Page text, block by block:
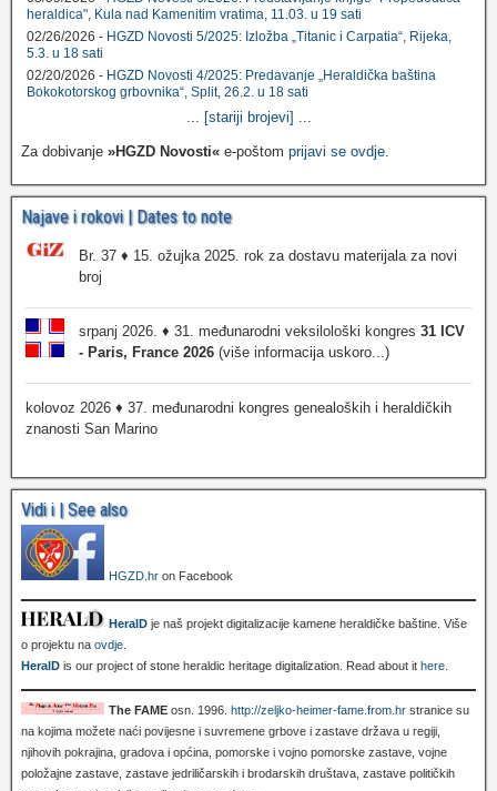
heraldica", Kula nad Kamenitim vratima, 11.03. u 19 sati
02/26/2026 - HGZD Novosti 5/2025: Izložba „Titanic i Carpatia“, Rijeka,
5.3. u 18 sati
02/20/2026 - HGZD Novosti 4/2025: Predavanje „Heraldička baština
Bokokotorskog grbovnika“, Split, 26.2. u 18 sati
... [stariji brojevi] ...
Za dobivanje »HGZD Novosti« e-poštom prijavi se ovdje.
Najave i rokovi | Dates to note
Br. 37 ♦ 15. ožujka 2025. rok za dostavu materijala za novi
broj
srpanj 2026. ♦ 31. međunarodni veksilološki kongres 31 ICV
- Paris, France 2026 (više informacija uskoro...)
kolovoz 2026 ♦ 37. međunarodni kongres genealoških i heraldičkih
znanosti San Marino
Vidi i | See also
HGZD.hr on Facebook
HeralD je naš projekt digitalizacije kamene heraldičke baštine. Više
o projektu na ovdje.
HeralD is our project of stone heraldic heritage digitalization. Read about it here.
The FAME osn. 1996. http://zeljko-heimer-fame.from.hr stranice su
na kojima možete naći povijesne i suvremene grbove i zastave država u regiji,
njihovih pokrajina, gradova i općina, pomorske i vojno pomorske zastave, vojne
položajne zastave, zastave jedriličarskih i brodarskih društava, zastave političkih